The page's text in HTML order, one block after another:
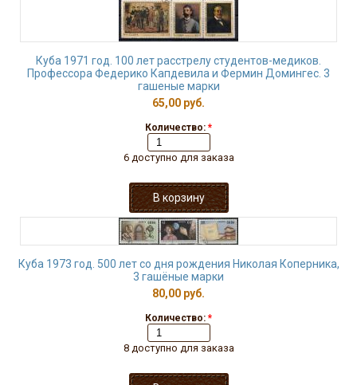
Куба 1971 год. 100 лет расстрелу студентов-медиков.
Профессора Федерико Капдевила и Фермин Домингес. 3
гашеные марки
65,00 руб.
Количество: *
6 доступно для заказа
Куба 1973 год. 500 лет со дня рождения Николая Коперника,
3 гашёные марки
80,00 руб.
Количество: *
8 доступно для заказа